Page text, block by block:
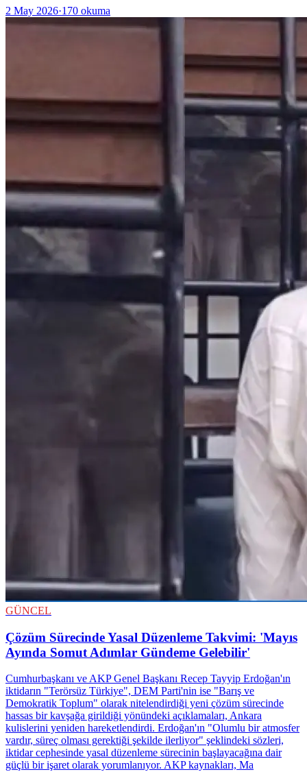
2 May 2026·170 okuma
GÜNCEL
Çözüm Sürecinde Yasal Düzenleme Takvimi: 'Mayıs
Ayında Somut Adımlar Gündeme Gelebilir'
Cumhurbaşkanı ve AKP Genel Başkanı Recep Tayyip Erdoğan'ın
iktidarın "Terörsüz Türkiye", DEM Parti'nin ise "Barış ve
Demokratik Toplum" olarak nitelendirdiği yeni çözüm sürecinde
hassas bir kavşağa girildiği yönündeki açıklamaları, Ankara
kulislerini yeniden hareketlendirdi. Erdoğan'ın "Olumlu bir atmosfer
vardır, süreç olması gerektiği şekilde ilerliyor" şeklindeki sözleri,
iktidar cephesinde yasal düzenleme sürecinin başlayacağına dair
güçlü bir işaret olarak yorumlanıyor. AKP kaynakları, Ma